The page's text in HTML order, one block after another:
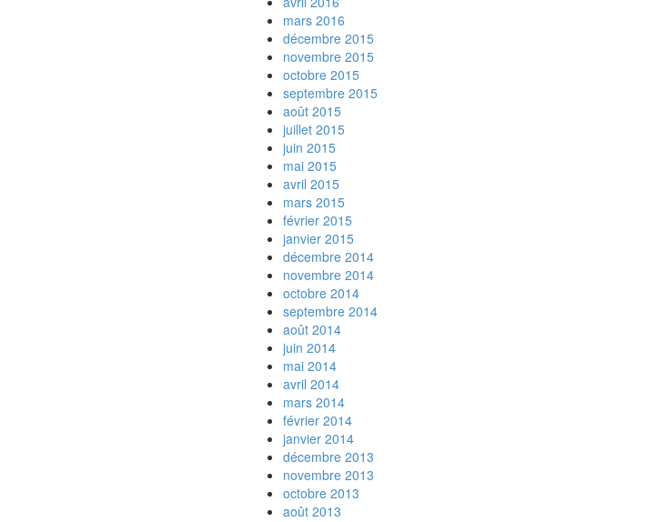
mars 2016
décembre 2015
novembre 2015
octobre 2015
septembre 2015
août 2015
juillet 2015
juin 2015
mai 2015
avril 2015
mars 2015
février 2015
janvier 2015
décembre 2014
novembre 2014
octobre 2014
septembre 2014
août 2014
juin 2014
mai 2014
avril 2014
mars 2014
février 2014
janvier 2014
décembre 2013
novembre 2013
octobre 2013
août 2013